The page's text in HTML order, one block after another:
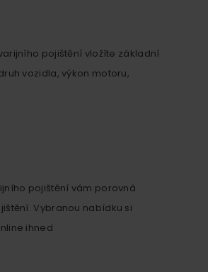
pojištění vložíte základní
vozidla, výkon motoru,
pojištění vám porovná
Vybranou nabídku si
ihned